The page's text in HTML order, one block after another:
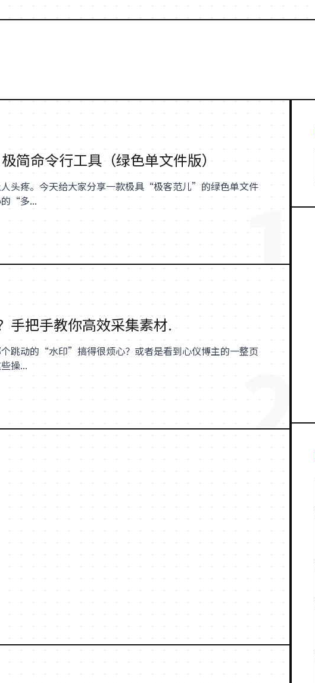
1
简命令行工具（绿色单文件版）
头疼。今天给大家分享一款极具“极客范儿”的绿色单文件
的“多...
2
手把手教你高效采集素材.
跳动的“水印”搞得很烦心？或者是看到心仪博主的一整页
操...